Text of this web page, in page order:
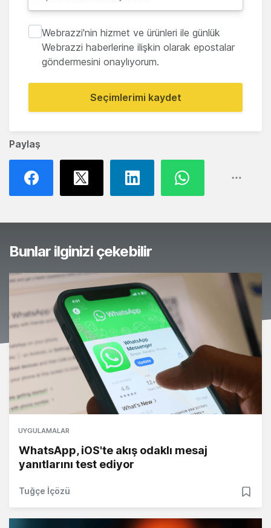
Paylaş
Webrazzi'nin hizmet ve ürünleri ile günlük
Webrazzi haberlerine ilişkin olarak epostalar
göndermesini onaylıyorum.
Seçimlerimi kaydet
Bunlar ilginizi çekebilir
UYGULAMALAR
WhatsApp, iOS'te akış odaklı mesaj
yanıtlarını test ediyor
Tuğçe İçözü